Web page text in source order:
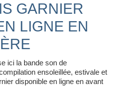
GARNIER
LIGNE EN
ici la bande son de
ensoleillée, estivale et
disponible en ligne en avant